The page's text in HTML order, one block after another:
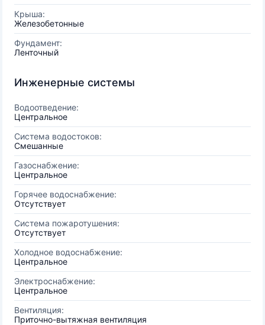
Крыша:
Железобетонные
Фундамент:
Ленточный
Инженерные системы
Водоотведение:
Центральное
Система водостоков:
Смешанные
Газоснабжение:
Центральное
Горячее водоснабжение:
Отсутствует
Система пожаротушения:
Отсутствует
Холодное водоснабжение:
Центральное
Электроснабжение:
Центральное
Вентиляция:
Приточно-вытяжная вентиляция